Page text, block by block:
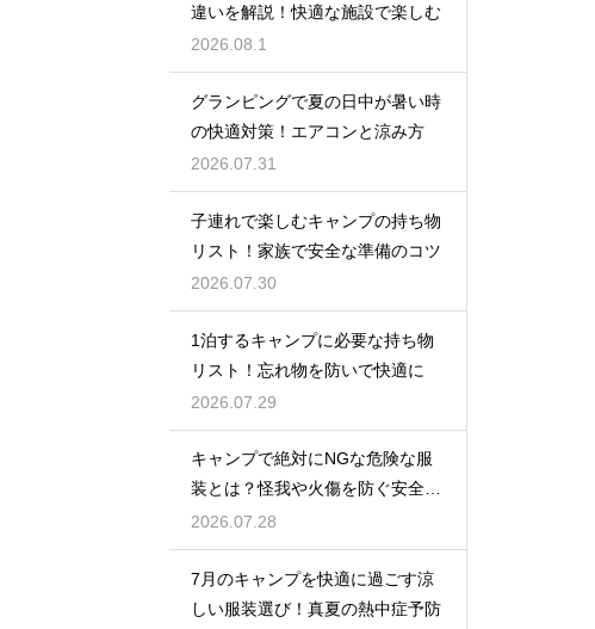
違いを解説！快適な施設で楽しむ
2026.08.1
グランピングで夏の日中が暑い時
の快適対策！エアコンと涼み方
2026.07.31
子連れで楽しむキャンプの持ち物
リスト！家族で安全な準備のコツ
2026.07.30
1泊するキャンプに必要な持ち物
リスト！忘れ物を防いで快適に
2026.07.29
キャンプで絶対にNGな危険な服
装とは？怪我や火傷を防ぐ安全対
策
2026.07.28
7月のキャンプを快適に過ごす涼
しい服装選び！真夏の熱中症予防